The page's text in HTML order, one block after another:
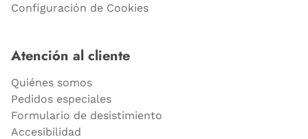
Configuración de Cookies
Atención al cliente
Quiénes somos
Pedidos especiales
Formulario de desistimiento
Accesibilidad